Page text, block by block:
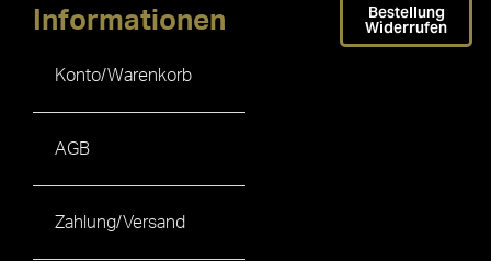
Informationen
Konto/Warenkorb
AGB
Zahlung/Versand
Bestellung
Widerrufen